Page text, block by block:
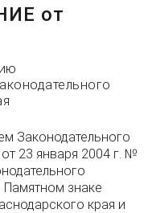
от
Законодательного
23 января 2004 г. №
Памятном знаке
края и